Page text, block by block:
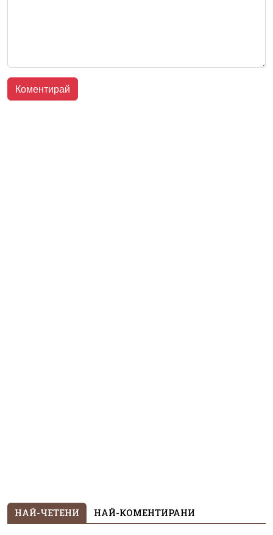
НАЙ-ЧЕТЕНИ НАЙ-КОМЕНТИРАНИ